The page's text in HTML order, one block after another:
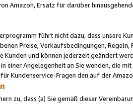
Amazon, Ersatz für darüber
führt nicht dazu, dass unsere
Preise, Verkaufsbedingungen,
und können jederzeit geändert
in einer Angelegenheit an Sie wenden, die
Kundenservice-Fragen den auf der
zu, dass (a) Sie gemäß dieser